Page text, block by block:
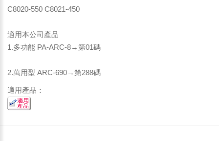
C8020-550 C8021-450
適用本公司產品
1.多功能 PA-ARC-8→第01碼
2.萬用型 ARC-690→第288碼
適用產品：